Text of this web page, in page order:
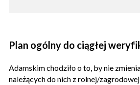
Plan ogólny do ciągłej
Adamskim chodziło o to, by nie
należących do nich z rolnej/